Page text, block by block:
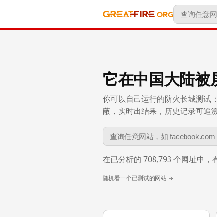
它在中国大陆被
你可以自己运行的防火长城测试
蔽，实时出结果，历史记录可追
在已分析的 708,793 个网址中
随机看一个已测试的网站 →